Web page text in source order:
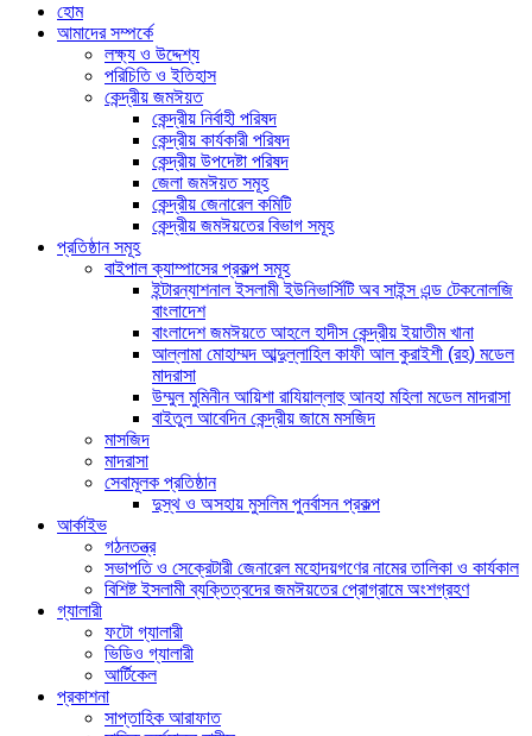
হোম
আমাদের সম্পর্কে
লক্ষ্য ও উদ্দেশ্য
পরিচিতি ও ইতিহাস
কেন্দ্রীয় জমঈয়ত
কেন্দ্রীয় নির্বাহী পরিষদ
কেন্দ্রীয় কার্যকারী পরিষদ
কেন্দ্রীয় উপদেষ্টা পরিষদ
জেলা জমঈয়ত সমূহ
কেন্দ্রীয় জেনারেল কমিটি
কেন্দ্রীয় জমঈয়তের বিভাগ সমূহ
প্রতিষ্ঠান সমূহ
বাইপাল ক্যাম্পাসের প্রকল্প সমূহ
ইন্টারন্যাশনাল ইসলামী ইউনিভার্সিটি অব সাইন্স এন্ড টেকনোলজি
বাংলাদেশ
বাংলাদেশ জমঈয়তে আহলে হাদীস কেন্দ্রীয় ইয়াতীম খানা
আল্লামা মোহাম্মদ আব্দুল্লাহিল কাফী আল কুরাইশী (রহ) মডেল
মাদরাসা
উম্মুল মুমিনীন আয়িশা রাযিয়াল্লাহু আনহা মহিলা মডেল মাদরাসা
বাইতুল আবেদিন কেন্দ্রীয় জামে মসজিদ
মাসজিদ
মাদরাসা
সেবামূলক প্রতিষ্ঠান
দুস্থ ও অসহায় মুসলিম পুনর্বাসন প্রকল্প
আর্কাইভ
গঠনতন্ত্র
সভাপতি ও সেক্রেটারী জেনারেল মহোদয়গণের নামের তালিকা ও কার্যকাল
বিশিষ্ট ইসলামী ব্যক্তিত্বদের জমঈয়তের প্রোগ্রামে অংশগ্রহণ
গ্যালারী
ফটো গ্যালারী
ভিডিও গ্যালারী
আর্টিকেল
প্রকাশনা
সাপ্তাহিক আরাফাত